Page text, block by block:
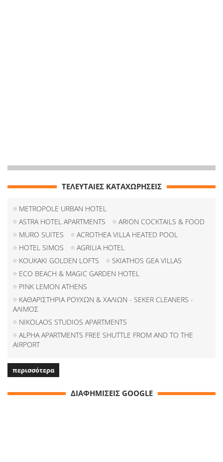
ΤΕΛΕΥΤΑΙΕΣ ΚΑΤΑΧΩΡΗΣΕΙΣ
METROPOLE URBAN HOTEL
ASTRA HOTEL APARTMENTS
ARION COCKTAILS & FOOD
MURO SUITES
ACROTHEA VILLA HEATED POOL
HOTEL SIMOS
AGRILIA HOTEL
KOUKAKI GOLDEN LOFTS
SKIATHOS GEA VILLAS
ECO BEACH & MAGIC GARDEN HOTEL
PINK LEMON ATHENS
ΚΑΘΑΡΙΣΤΗΡΙΑ ΡΟΥΧΩΝ & ΧΑΛΙΩΝ - SEKER CLEANERS -
ΑΛΙΜΟΣ
NIKOLAOS STUDIOS APARTMENTS
ALPHA APARTMENTS FREE SHUTTLE FROM AND TO THE
AIRPORT
περισσότερα
ΔΙΑΦΗΜΙΣΕΙΣ GOOGLE